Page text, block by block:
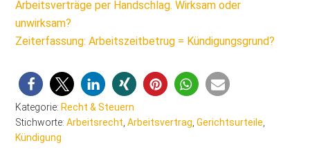
Arbeitsverträge per Handschlag. Wirksam oder
unwirksam?
Zeiterfassung: Arbeitszeitbetrug = Kündigungsgrund?
Kategorie: Recht & Steuern
Stichworte:Arbeitsrecht ,Arbeitsvertrag ,Gerichtsurteile
Kündigung